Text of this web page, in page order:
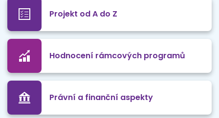
Projekt od A do Z
Hodnocení rámcových programů
Právní a finanční aspekty